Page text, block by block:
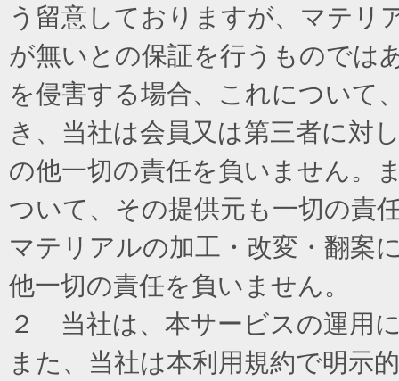
う留意しておりますが、マテリ
が無いとの保証を行うものでは
を侵害する場合、これについて
き、当社は会員又は第三者に対
の他一切の責任を負いません。
ついて、その提供元も一切の責
マテリアルの加工・改変・翻案
他一切の責任を負いません。
２ 当社は、本サービスの運用
また、当社は本利用規約で明示